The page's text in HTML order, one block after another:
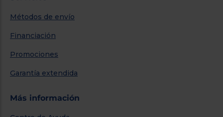
Métodos de envío
Financiación
Promociones
Garantía extendida
Más información